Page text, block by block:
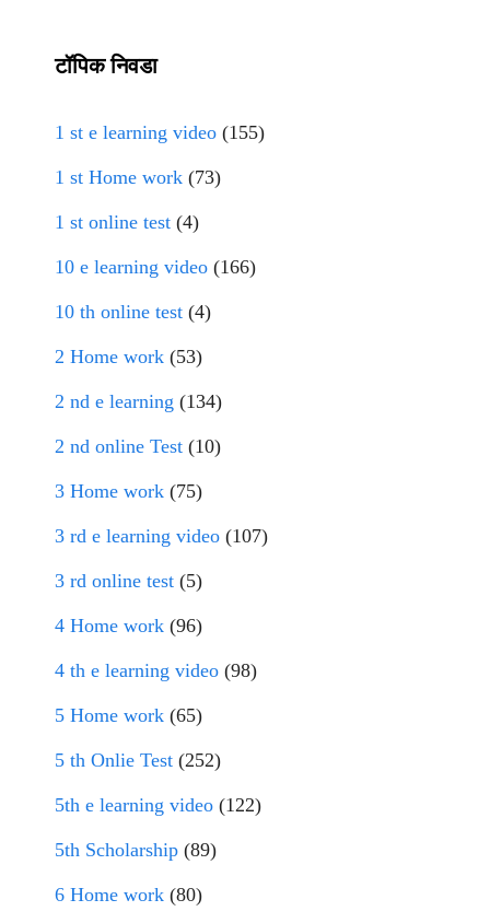
टॉपिक निवडा
1 st e learning video (155)
1 st Home work (73)
1 st online test (4)
10 e learning video (166)
10 th online test (4)
2 Home work (53)
2 nd e learning (134)
2 nd online Test (10)
3 Home work (75)
3 rd e learning video (107)
3 rd online test (5)
4 Home work (96)
4 th e learning video (98)
5 Home work (65)
5 th Onlie Test (252)
5th e learning video (122)
5th Scholarship (89)
6 Home work (80)